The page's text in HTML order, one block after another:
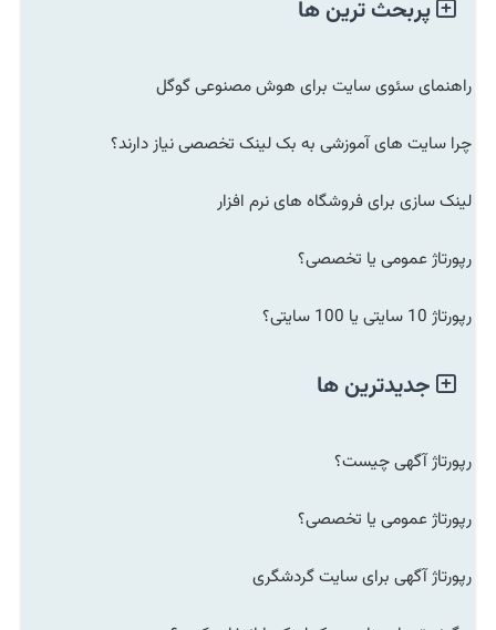
پربحث ترین ها
راهنمای سئوی سایت برای هوش مصنوعی گوگل
چرا سایت های آموزشی به بک لینک تخصصی نیاز دارند؟
لینک سازی برای فروشگاه های نرم افزار
رپورتاژ عمومی یا تخصصی؟
رپورتاژ 10 سایتی یا 100 سایتی؟
جدیدترین ها
رپورتاژ آگهی چیست؟
رپورتاژ عمومی یا تخصصی؟
رپورتاژ آگهی برای سایت گردشگری